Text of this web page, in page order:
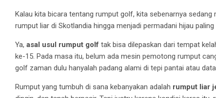
Kalau kita bicara tentang rumput golf, kita sebenarnya
rumput liar di Skotlandia hingga menjadi permadani hijau
Ya, asal usul rumput golf tak bisa dilepaskan dari tempat
ke-15. Pada masa itu, belum ada mesin pemotong rumput
golf zaman dulu hanyalah padang alami di tepi pantai atau
Rumput yang tumbuh di sana kebanyakan adalah rumput liar